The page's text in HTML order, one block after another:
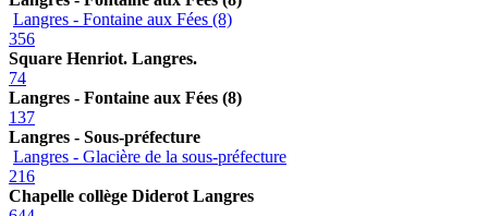
Langres - Fontaine aux Fées (8)
356
Square Henriot. Langres.
74
Langres - Fontaine aux Fées (8)
137
Langres - Sous-préfecture
Langres - Glacière de la sous-préfecture
216
Chapelle collège Diderot Langres